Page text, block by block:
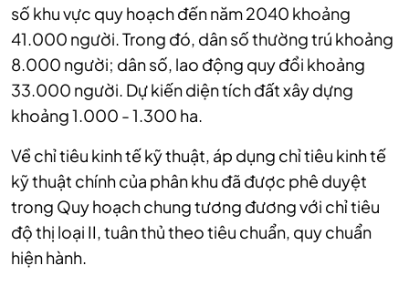
số khu vực quy hoạch đến năm 2040 khoảng
41.000 người. Trong đó, dân số thường trú khoảng
8.000 người; dân số, lao động quy đổi khoảng
33.000 người. Dự kiến diện tích đất xây dựng
khoảng 1.000 - 1.300 ha.
Về chỉ tiêu kinh tế kỹ thuật, áp dụng chỉ tiêu kinh tế
kỹ thuật chính của phân khu đã được phê duyệt
trong Quy hoạch chung tương đương với chỉ tiêu
độ thị loại II, tuân thủ theo tiêu chuẩn, quy chuẩn
hiện hành.